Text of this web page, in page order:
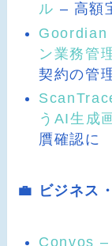
ル – 高額
Goordian
ン業務管
契約の管
うAI生成
贋確認に
💼 ビジネス
Convos –